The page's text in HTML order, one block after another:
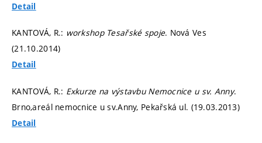
Detail
KANTOVÁ, R.: workshop Tesařské spoje. Nová Ves
(21.10.2014)
Detail
KANTOVÁ, R.: Exkurze na výstavbu Nemocnice u sv. Anny.
Brno,areál nemocnice u sv.Anny, Pekařská ul. (19.03.2013)
Detail